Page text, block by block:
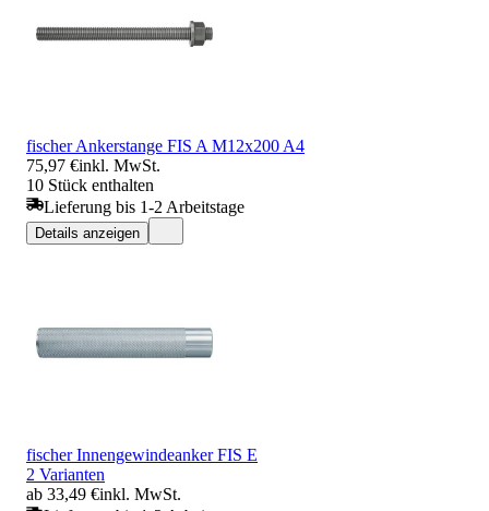
fischer Ankerstange FIS A M12x200 A4
75,97 €inkl. MwSt.
10 Stück enthalten
Lieferung bis 1-2 Arbeitstage
Details anzeigen
fischer Innengewindeanker FIS E
2 Varianten
ab 33,49 €inkl. MwSt.